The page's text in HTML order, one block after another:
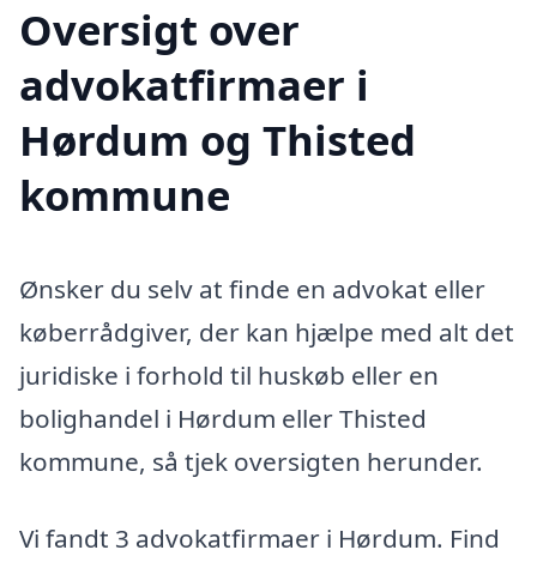
Oversigt over
advokatfirmaer i
Hørdum og Thisted
kommune
Ønsker du selv at finde en advokat eller
køberrådgiver, der kan hjælpe med alt det
juridiske i forhold til huskøb eller en
bolighandel i Hørdum eller Thisted
kommune, så tjek oversigten herunder.
Vi fandt 3 advokatfirmaer i Hørdum. Find